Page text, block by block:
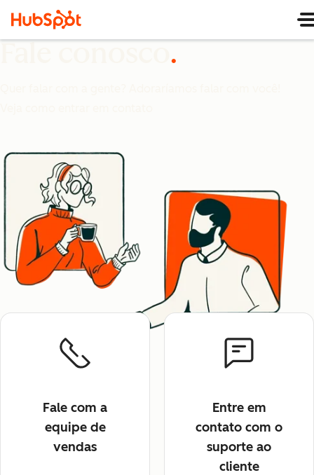
Fale com a
equipe de
vendas
Entre em
contato com o
suporte ao
cliente